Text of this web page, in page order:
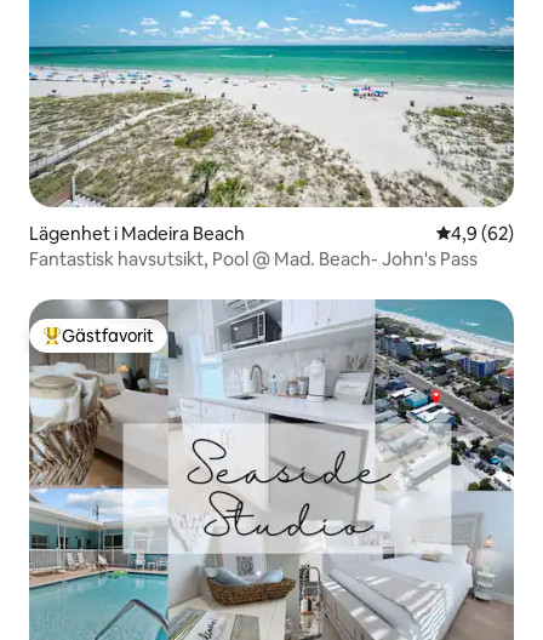
Lägenhet i Madeira Beach 4,9 av 5 i
4,9 (62)
Fantastisk havsutsikt, Pool @ Mad. Beach- John's Pass
Populär gästfavorit
Gästfavorit